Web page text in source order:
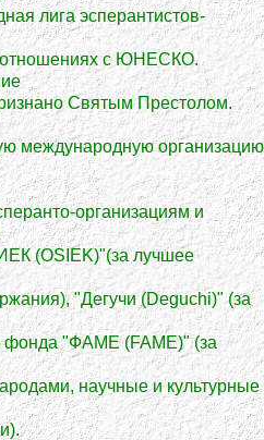
лига эсперантистов-
отношениях с ЮНЕСКО.
Святым Престолом.
международную организацию
организациям и
(OSIEK)"(за лучшее
"Дегучи (Deguchi)" (за
"ФАМЕ (FAME)" (за
научные и культурные